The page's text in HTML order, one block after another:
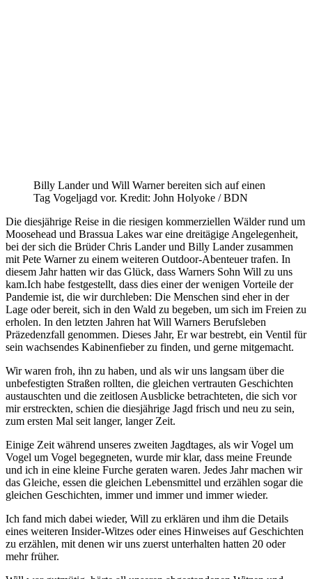
Billy Lander und Will Warner bereiten sich auf einen
Tag Vogeljagd vor. Kredit: John Holyoke / BDN
Die diesjährige Reise in die riesigen kommerziellen Wälder rund um
Moosehead und Brassua Lakes war eine dreitägige Angelegenheit,
bei der sich die Brüder Chris Lander und Billy Lander zusammen
mit Pete Warner zu einem weiteren Outdoor-Abenteuer trafen. In
diesem Jahr hatten wir das Glück, dass Warners Sohn Will zu uns
kam.Ich habe festgestellt, dass dies einer der wenigen Vorteile der
Pandemie ist, die wir durchleben: Die Menschen sind eher in der
Lage oder bereit, sich in den Wald zu begeben, um sich im Freien zu
erholen. In den letzten Jahren hat Will Warners Berufsleben
Präzedenzfall genommen. Dieses Jahr, Er war bestrebt, ein Ventil für
sein wachsendes Kabinenfieber zu finden, und gerne mitgemacht.
Wir waren froh, ihn zu haben, und als wir uns langsam über die
unbefestigten Straßen rollten, die gleichen vertrauten Geschichten
austauschten und die zeitlosen Ausblicke betrachteten, die sich vor
mir erstreckten, schien die diesjährige Jagd frisch und neu zu sein,
zum ersten Mal seit langer, langer Zeit.
Einige Zeit während unseres zweiten Jagdtages, als wir Vogel um
Vogel um Vogel begegneten, wurde mir klar, dass meine Freunde
und ich in eine kleine Furche geraten waren. Jedes Jahr machen wir
das Gleiche, essen die gleichen Lebensmittel und erzählen sogar die
gleichen Geschichten, immer und immer und immer wieder.
Ich fand mich dabei wieder, Will zu erklären und ihm die Details
eines weiteren Insider-Witzes oder eines Hinweises auf Geschichten
zu erzählen, mit denen wir uns zuerst unterhalten hatten 20 oder
mehr früher.